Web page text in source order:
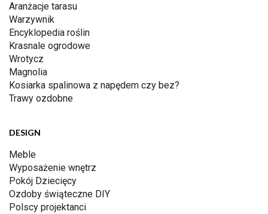
Aranżacje tarasu
Warzywnik
Encyklopedia roślin
Krasnale ogrodowe
Wrotycz
Magnolia
Kosiarka spalinowa z napędem czy bez?
Trawy ozdobne
DESIGN
Meble
Wyposażenie wnętrz
Pokój Dziecięcy
Ozdoby świąteczne DIY
Polscy projektanci